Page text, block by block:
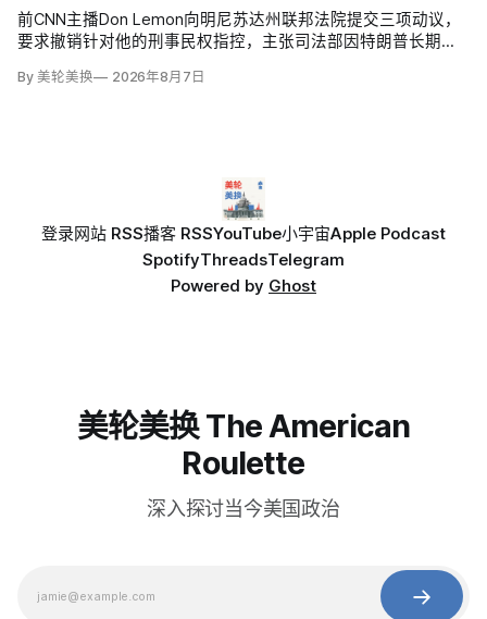
前CNN主播Don Lemon向明尼苏达州联邦法院提交三项动议，
要求撤销针对他的刑事民权指控，主张司法部因特朗普长期敌
为犯罪。
By 美轮美换 2026年8月7日
登录网站 RSS播客 RSSYouTube小宇宙Apple Podcast
SpotifyThreadsTelegram
Powered by Ghost
美轮美换 The American
Roulette
深入探讨当今美国政治